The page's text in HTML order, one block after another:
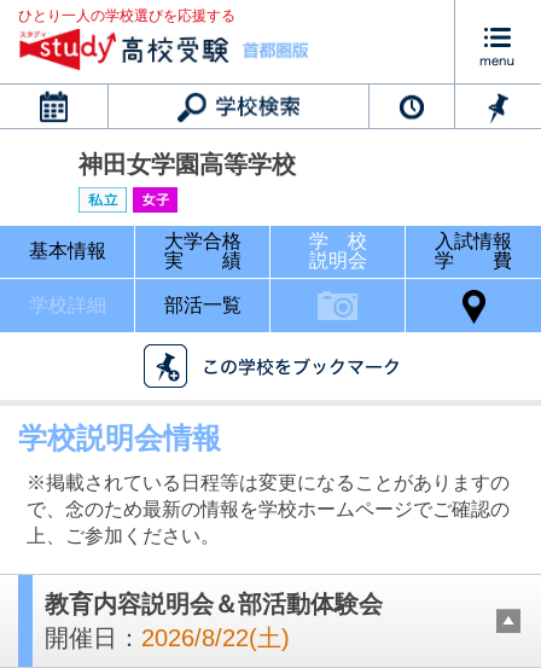
ひとり一人の学校選びを応援する
カレンダー
神田女学園高等学校
基本情報
大学合格
実 績
学 校
説明会
入試情報
学 費
学校詳細 部活一覧
学校説明会情報
※掲載されている日程等は変更になることがありますの
で、念のため最新の情報を学校ホームページでご確認の
上、ご参加ください。
教育内容説明会＆部活動体験会
開催日： 2026/8/22(土)